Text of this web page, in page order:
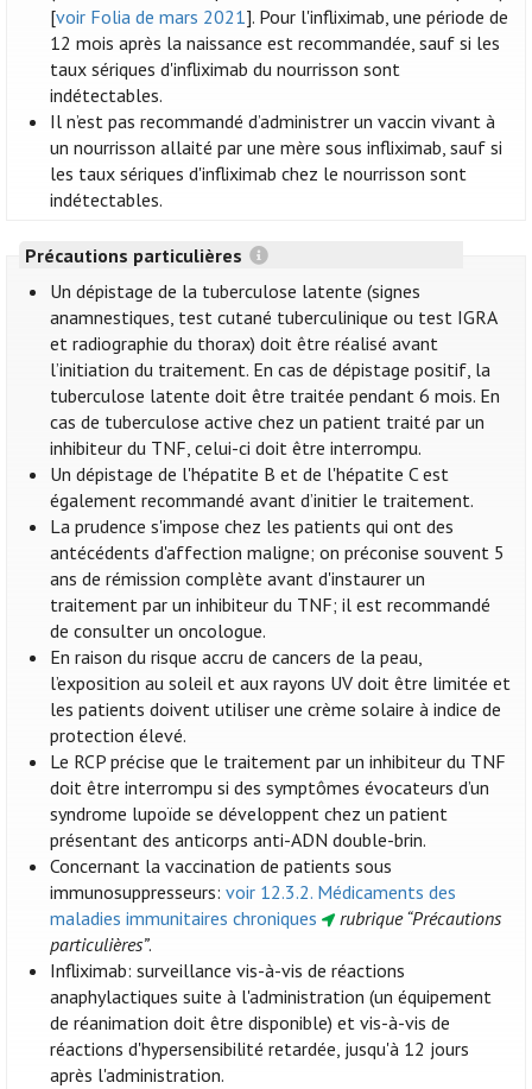
[voir Folia de mars 2021]. Pour l'infliximab, une période de
12 mois après la naissance est recommandée, sauf si les
taux sériques d'infliximab du nourrisson sont
indétectables.
Il n’est pas recommandé d’administrer un vaccin vivant à
un nourrisson allaité par une mère sous infliximab, sauf si
les taux sériques d'infliximab chez le nourrisson sont
indétectables.
Précautions particulières
Un dépistage de la tuberculose latente (signes
anamnestiques, test cutané tuberculinique ou test IGRA
et radiographie du thorax) doit être réalisé avant
l’initiation du traitement. En cas de dépistage positif, la
tuberculose latente doit être traitée pendant 6 mois. En
cas de tuberculose active chez un patient traité par un
inhibiteur du TNF, celui-ci doit être interrompu.
Un dépistage de l'hépatite B et de l'hépatite C est
également recommandé avant d’initier le traitement.
La prudence s'impose chez les patients qui ont des
antécédents d'affection maligne; on préconise souvent 5
ans de rémission complète avant d'instaurer un
traitement par un inhibiteur du TNF; il est recommandé
de consulter un oncologue.
En raison du risque accru de cancers de la peau,
l’exposition au soleil et aux rayons UV doit être limitée et
les patients doivent utiliser une crème solaire à indice de
protection élevé.
Le RCP précise que le traitement par un inhibiteur du TNF
doit être interrompu si des symptômes évocateurs d’un
syndrome lupoïde se développent chez un patient
présentant des anticorps anti-ADN double-brin.
Concernant la vaccination de patients sous
immunosuppresseurs:voir 12.3.2. Médicaments des
maladies immunitaires chroniques
rubrique “Précautions
particulières”.
Infliximab: surveillance vis-à-vis de réactions
anaphylactiques suite à l'administration (un équipement
de réanimation doit être disponible) et vis-à-vis de
réactions d'hypersensibilité retardée, jusqu'à 12 jours
après l'administration.